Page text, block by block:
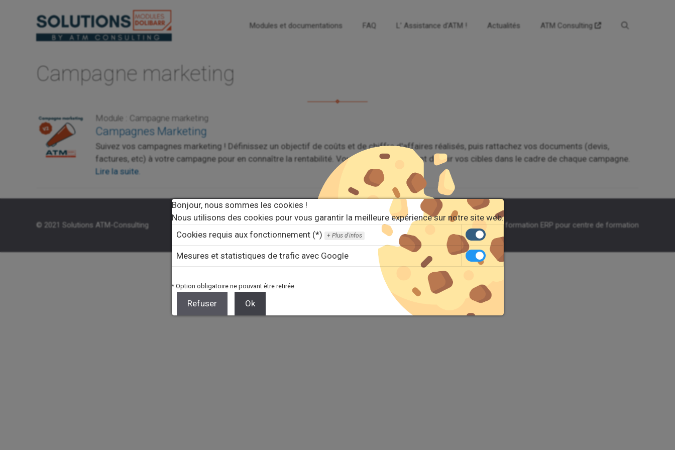
Modules et documentations FAQ L’ Assistance d’ATM ! Actualités ATM Consulting
Campagne marketing
Module : Campagne marketing
Campagnes Marketing
Suivez vos campagnes marketing ! Définissez un objectif de coûts et de chiffre d'affaires réalisés, puis rattachez vos documents (devis,
factures, etc) à votre campagne pour en connaître la rentabilité. Vous pouvez également définir vos cibles dans le cadre de chaque campagne.
Lire la suite.
Solutions est un site dedocumentationdesmodules Dolibarr-Mentions légales-Agefodd formation ERP pour centre de formation
© 2021 Solutions ATM-Consulting
Bonjour, nous sommes les cookies !
Nous utilisons des cookies pour vous garantir la meilleure expérience sur notre site web.
Cookies requis aux fonctionnement (*)
Plus d'infos
Mesures et statistiques de trafic avec Google
* Option obligatoire ne pouvant être retirée
Refuser Ok